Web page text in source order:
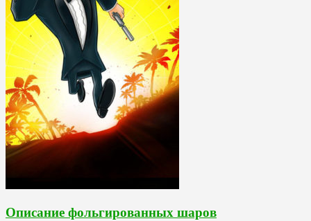
Описание фольгированных шаров